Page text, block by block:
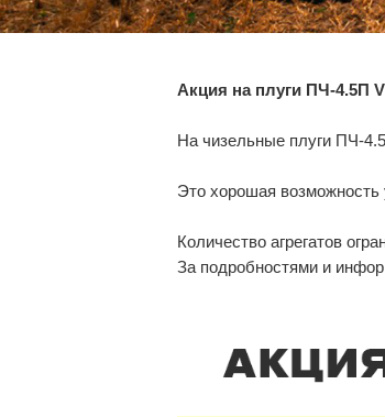
Акция на плуги ПЧ-4.5П
На чизельные плуги ПЧ-
Это хорошая возможность
Количество агрегатов
За подробностями и